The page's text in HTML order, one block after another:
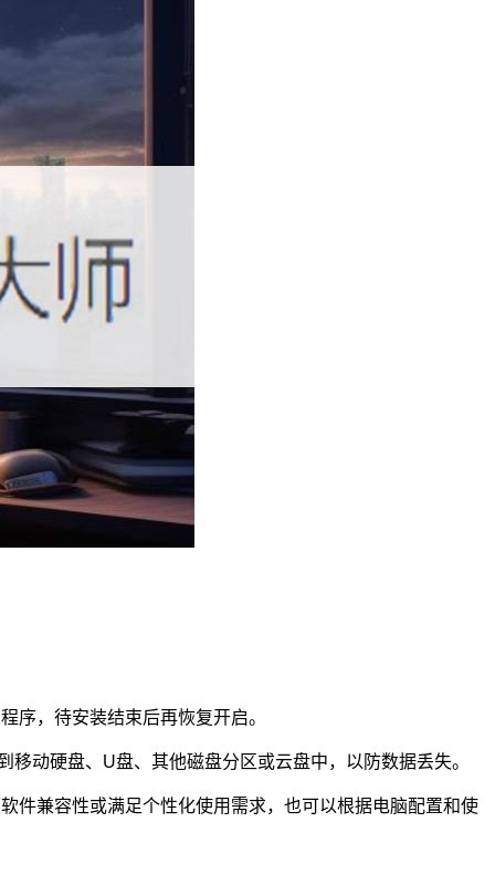
序，待安装结束后再恢复开启。
动硬盘、U盘、其他磁盘分区或云盘中，以防数据丢失。
件兼容性或满足个性化使用需求，也可以根据电脑配置和使